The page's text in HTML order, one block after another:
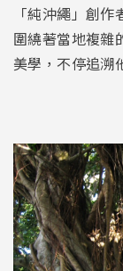
「純沖繩」創
圍繞著當地複雜
美學，不停追溯